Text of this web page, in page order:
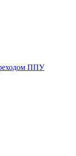
ППУ